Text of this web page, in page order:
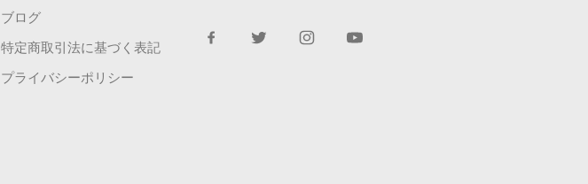
ブログ
特定商取引法に基づく表記
プライバシーポリシー